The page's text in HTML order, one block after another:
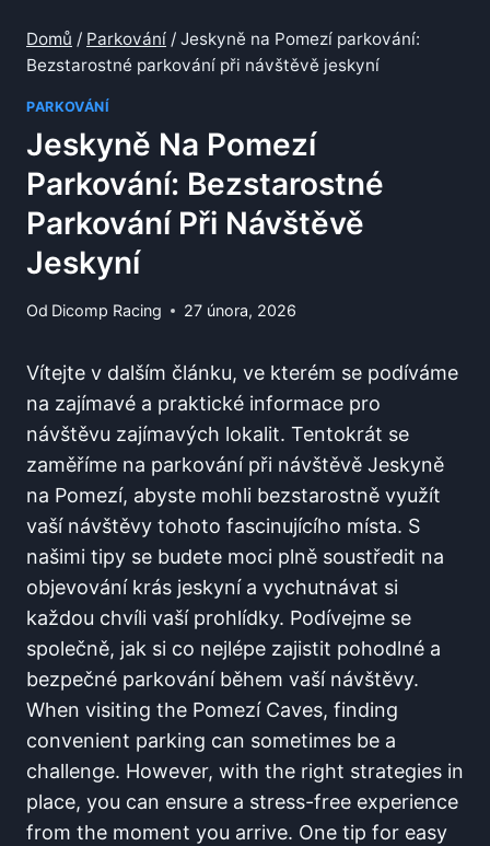
Domů / Parkování / Jeskyně na Pomezí parkování:
Bezstarostné parkování při návštěvě jeskyní
PARKOVÁNÍ
Jeskyně Na Pomezí
Parkování: Bezstarostné
Parkování Při Návštěvě
Jeskyní
Od Dicomp Racing 27 února, 2026
Vítejte v ⁢dalším článku, ve kterém se podíváme
⁢na zajímavé ⁢a praktické‍ informace pro
návštěvu ‌zajímavých lokalit. Tentokrát se
zaměříme na ‍parkování při návštěvě Jeskyně
na Pomezí, abyste⁣ mohli bezstarostně využít
vaší ‍návštěvy tohoto fascinujícího místa. S
našimi ⁢tipy se budete ⁢moci plně ‍soustředit​ na
objevování⁣ krás jeskyní ⁢a vychutnávat si
každou chvíli vaší prohlídky. Podívejme se
společně, ​jak si co nejlépe ⁣zajistit ⁢pohodlné a
bezpečné parkování ⁢během vaší‍ návštěvy.​
When visiting the Pomezí Caves, finding
convenient‌ parking can sometimes be⁤ a
challenge. ⁢However, with the ‌right​ strategies in
place, you can ensure​ a stress-free experience⁤
from⁤ the moment you arrive. One tip for ⁢easy